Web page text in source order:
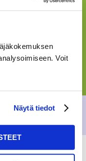
Voit
Näytä tiedot